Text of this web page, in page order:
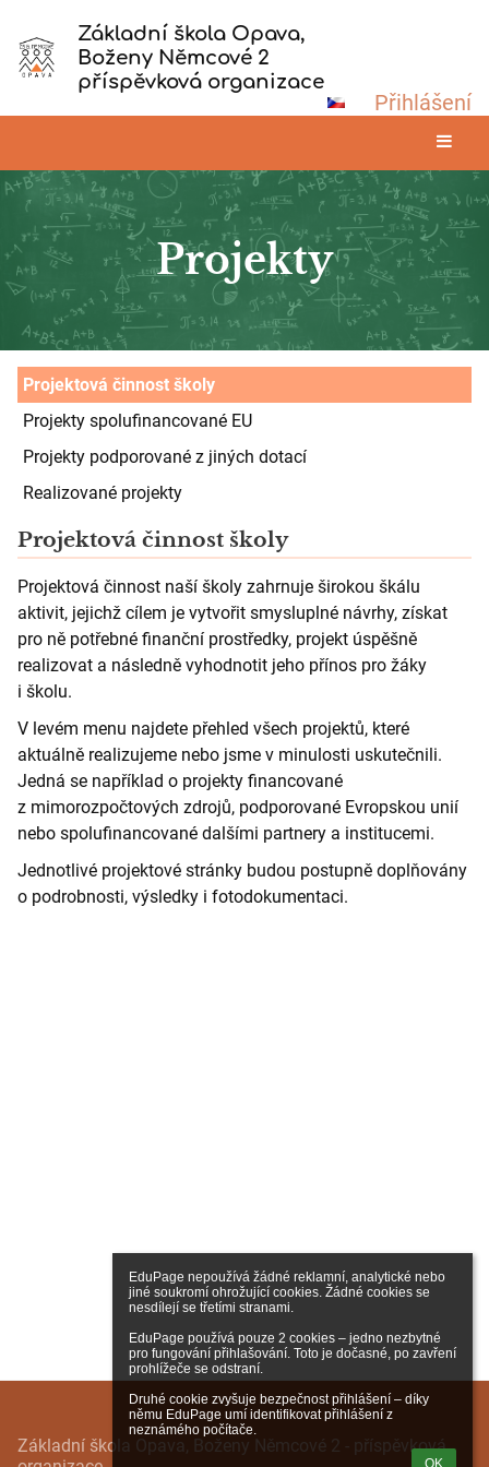
EduPage nepoužívá žádné reklamní, analytické nebo
jiné soukromí ohrožující cookies. Žádné cookies se
nesdílejí se třetími stranami.
EduPage používá pouze 2 cookies – jedno nezbytné
pro fungování přihlašování. Toto je dočasné, po zavření
prohlížeče se odstraní.
Druhé cookie zvyšuje bezpečnost přihlášení – díky
němu EduPage umí identifikovat přihlášení z
neznámého počítače.
OK
Základní škola Opava,
Boženy Němcové 2
příspěvková organizace
Přihlášení
Projekty
Projekty
Projektová činnost školy
Projekty spolufinancované EU
Projekty podporované z jiných dotací
Realizované projekty
Projektová činnost školy
Projektová činnost naší školy zahrnuje širokou škálu
aktivit, jejichž cílem je vytvořit smysluplné návrhy, získat
pro ně potřebné finanční prostředky, projekt úspěšně
realizovat a následně vyhodnotit jeho přínos pro žáky
i školu.
V levém menu najdete přehled všech projektů, které
aktuálně realizujeme nebo jsme v minulosti uskutečnili.
Jedná se například o projekty financované
z mimorozpočtových zdrojů, podporované Evropskou unií
nebo spolufinancované dalšími partnery a institucemi.
Jednotlivé projektové stránky budou postupně doplňovány
o podrobnosti, výsledky i fotodokumentaci.
Základní škola Opava, Boženy Němcové 2 - příspěvková